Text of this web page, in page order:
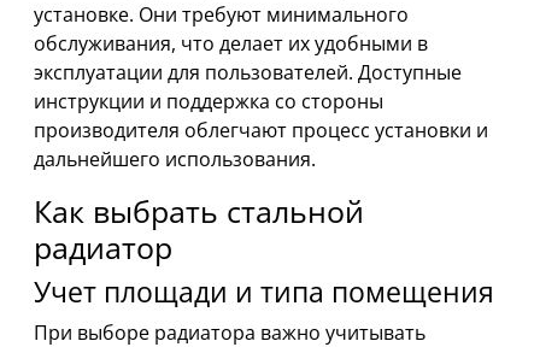
установке. Они требуют минимального
обслуживания, что делает их удобными в
эксплуатации для пользователей. Доступные
инструкции и поддержка со стороны
производителя облегчают процесс установки и
дальнейшего использования.
Как выбрать стальной
радиатор
Учет площади и типа помещения
При выборе радиатора важно учитывать